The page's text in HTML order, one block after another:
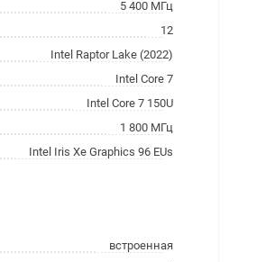
5 400 МГц
12
Intel Raptor Lake (2022)
Intel Core 7
Intel Core 7 150U
1 800 МГц
Intel Iris Xe Graphics 96 EUs
встроенная